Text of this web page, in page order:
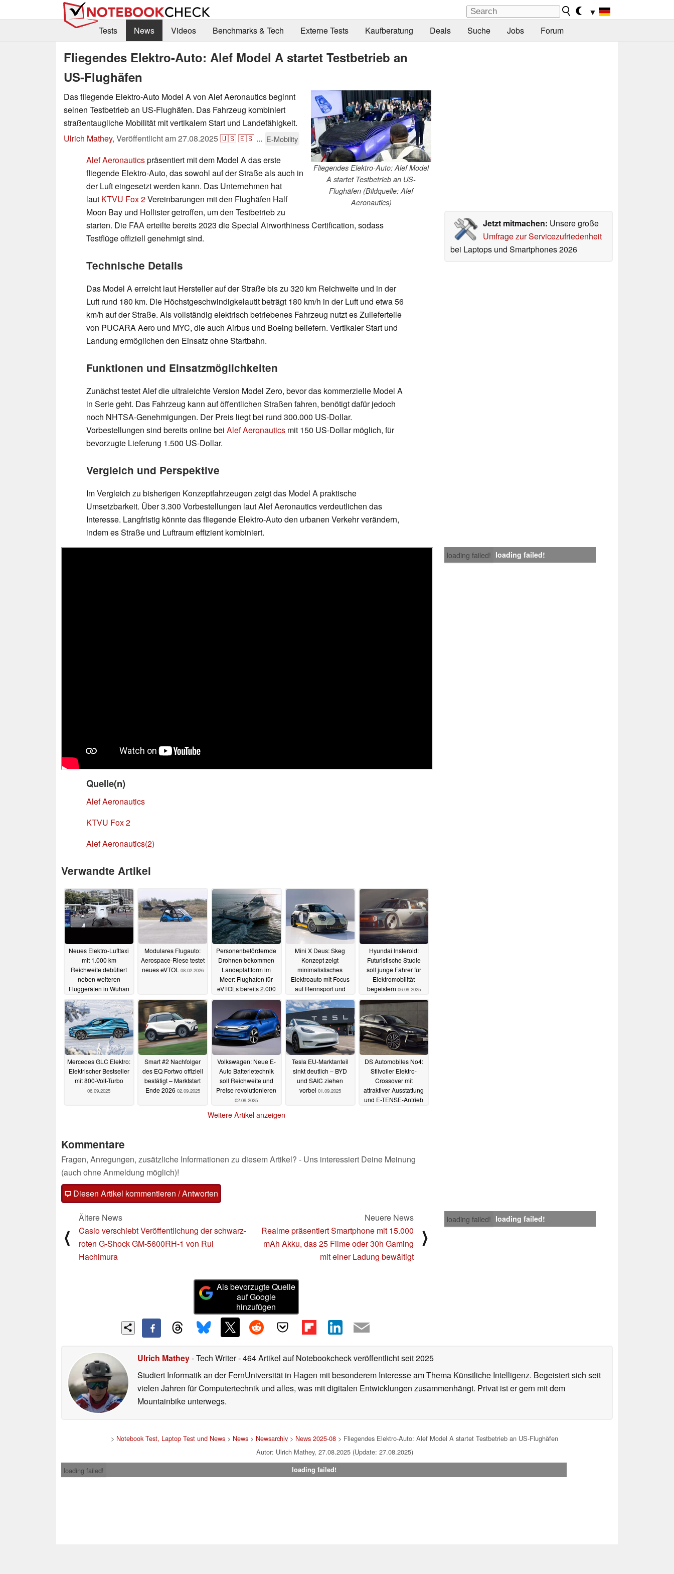
▼
Tests
News Videos Benchmarks & Tech Externe Tests Kaufberatung Deals Suche Jobs Forum
Fliegendes Elektro-Auto: Alef Model A startet Testbetrieb an
US-Flughäfen
Fliegendes Elektro-Auto: Alef Model
A startet Testbetrieb an US-
Flughäfen (Bildquelle: Alef
Aeronautics)
Das fliegende Elektro-Auto Model A von Alef Aeronautics beginnt
seinen Testbetrieb an US-Flughäfen. Das Fahrzeug kombiniert
straßentaugliche Mobilität mit vertikalem Start und Landefähigkeit.
Ulrich Mathey, Veröffentlicht am27.08.2025🇺🇸🇪🇸 ... E-Mobility
Jetzt mitmachen: Unsere große
Umfrage zur Servicezufriedenheit
bei Laptops und Smartphones 2026
Alef Aeronauticspräsentiert mit dem Model A das erste
fliegende Elektro-Auto, das sowohl auf der Straße als auch in
der Luft eingesetzt werden kann. Das Unternehmen hat
laut KTVU Fox 2Vereinbarungen mit den Flughäfen Half
Moon Bay und Hollister getroffen, um den Testbetrieb zu
starten. Die FAA erteilte bereits 2023 die Special Airworthiness Certification, sodass
Testflüge offiziell genehmigt sind.
Technische Details
Das Model A erreicht laut Hersteller auf der Straße bis zu 320 km Reichweite und in der
Luft rund 180 km. Die Höchstgeschwindigkelautit beträgt 180 km/h in der Luft und etwa 56
km/h auf der Straße. Als vollständig elektrisch betriebenes Fahrzeug nutzt es Zulieferteile
von PUCARA Aero und MYC, die auch Airbus und Boeing beliefern. Vertikaler Start und
Landung ermöglichen den Einsatz ohne Startbahn.
Funktionen und Einsatzmöglichkeiten
Zunächst testet Alef die ultraleichte Version Model Zero, bevor das kommerzielle Model A
in Serie geht. Das Fahrzeug kann auf öffentlichen Straßen fahren, benötigt dafür jedoch
noch NHTSA-Genehmigungen. Der Preis liegt bei rund 300.000 US-Dollar.
Vorbestellungen sind bereits online bei Alef Aeronautics mit 150 US-Dollar möglich, für
bevorzugte Lieferung 1.500 US-Dollar.
Vergleich und Perspektive
Im Vergleich zu bisherigen Konzeptfahrzeugen zeigt das Model A praktische
Umsetzbarkeit. Über 3.300 Vorbestellungen laut Alef Aeronautics verdeutlichen das
Interesse. Langfristig könnte das fliegende Elektro-Auto den urbanen Verkehr verändern,
indem es Straße und Luftraum effizient kombiniert.
loading failed! loading failed!
Quelle(n)
Alef Aeronautics
KTVU Fox 2
Alef Aeronautics(2)
Verwandte Artikel
Neues Elektro-Lufttaxi
mit 1.000 km
Reichweite debütiert
neben weiteren
Fluggeräten in Wuhan
27.02.2026
Modulares Flugauto:
Aerospace-Riese testet
neues eVTOL 08.02.2026
Personenbefördernde
Drohnen bekommen
Landeplattform im
Meer: Flughafen für
eVTOLs bereits 2.000
mal vorbestellt
25.11.2025
Mini X Deus: Skeg
Konzept zeigt
minimalistisches
Elektroauto mit Focus
auf Rennsport und
Surfkultur08.09.2025
Hyundai Insteroid:
Futuristische Studie
soll junge Fahrer für
Elektromobilität
begeistern 06.09.2025
Mercedes GLC Elektro:
Elektrischer Bestseller
mit 800-Volt-Turbo
06.09.2025
Smart #2 Nachfolger
des EQ Fortwo offiziell
bestätigt – Marktstart
Ende 2026 02.09.2025
Volkswagen: Neue E-
Auto Batterietechnik
soll Reichweite und
Preise revolutionieren
02.09.2025
Tesla EU-Marktanteil
sinkt deutlich – BYD
und SAIC ziehen
vorbei 01.09.2025
DS Automobiles No4:
Stilvoller Elektro-
Crossover mit
attraktiver Ausstattung
und E-TENSE-Antrieb
Weitere Artikel anzeigen
Kommentare
Fragen, Anregungen, zusätzliche Informationen zu diesem Artikel? - Uns interessiert Deine Meinung
(auch ohne Anmeldung möglich)!
Diesen Artikel kommentieren / Antworten
loading failed! loading failed!
⟨
Ältere News
Casio verschiebt Veröffentlichung der schwarz-
roten G-Shock GM-5600RH-1 von Rui
Hachimura
Neuere News
Realme präsentiert Smartphone mit 15.000
mAh Akku, das 25 Filme oder 30h Gaming
mit einer Ladung bewältigt
⟩
Als bevorzugte Quelle
auf Google
hinzufügen
Ulrich Mathey- Tech Writer- 464 Artikel auf Notebookcheck veröffentlichtseit 2025
Studiert Informatik an der FernUniversität in Hagen mit besonderem Interesse am Thema Künstliche Intelligenz. Begeistert sich seit
vielen Jahren für Computertechnik und alles, was mit digitalen Entwicklungen zusammenhängt. Privat ist er gern mit dem
Mountainbike unterwegs.
> Notebook Test, Laptop Test und News > News > Newsarchiv > News 2025-08 > Fliegendes Elektro-Auto: Alef Model A startet Testbetrieb an US-Flughäfen
Autor: Ulrich Mathey, 27.08.2025 (Update: 27.08.2025)
loading failed!
loading failed!